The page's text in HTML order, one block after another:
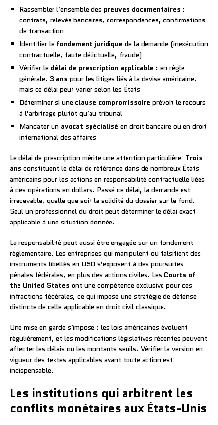
Rassembler l’ensemble des preuves documentaires :
contrats, relevés bancaires, correspondances, confirmations
de transaction
Identifier le fondement juridique de la demande (inexécution
contractuelle, faute délictuelle, fraude)
Vérifier le délai de prescription applicable : en règle
générale, 3 ans pour les litiges liés à la devise américaine,
mais ce délai peut varier selon les États
Déterminer si une clause compromissoire prévoit le recours
à l’arbitrage plutôt qu’au tribunal
Mandater un avocat spécialisé en droit bancaire ou en droit
international des affaires
Le délai de prescription mérite une attention particulière. Trois
ans constituent le délai de référence dans de nombreux États
américains pour les actions en responsabilité contractuelle liées
à des opérations en dollars. Passé ce délai, la demande est
irrecevable, quelle que soit la solidité du dossier sur le fond.
Seul un professionnel du droit peut déterminer le délai exact
applicable à une situation donnée.
La responsabilité peut aussi être engagée sur un fondement
réglementaire. Les entreprises qui manipulent ou falsifient des
instruments libellés en USD s’exposent à des poursuites
pénales fédérales, en plus des actions civiles. Les Courts of
the United States ont une compétence exclusive pour ces
infractions fédérales, ce qui impose une stratégie de défense
distincte de celle applicable en droit civil classique.
Une mise en garde s’impose : les lois américaines évoluent
régulièrement, et les modifications législatives récentes peuvent
affecter les délais ou les montants seuils. Vérifier la version en
vigueur des textes applicables avant toute action est
indispensable.
Les institutions qui arbitrent les
conflits monétaires aux États-Unis